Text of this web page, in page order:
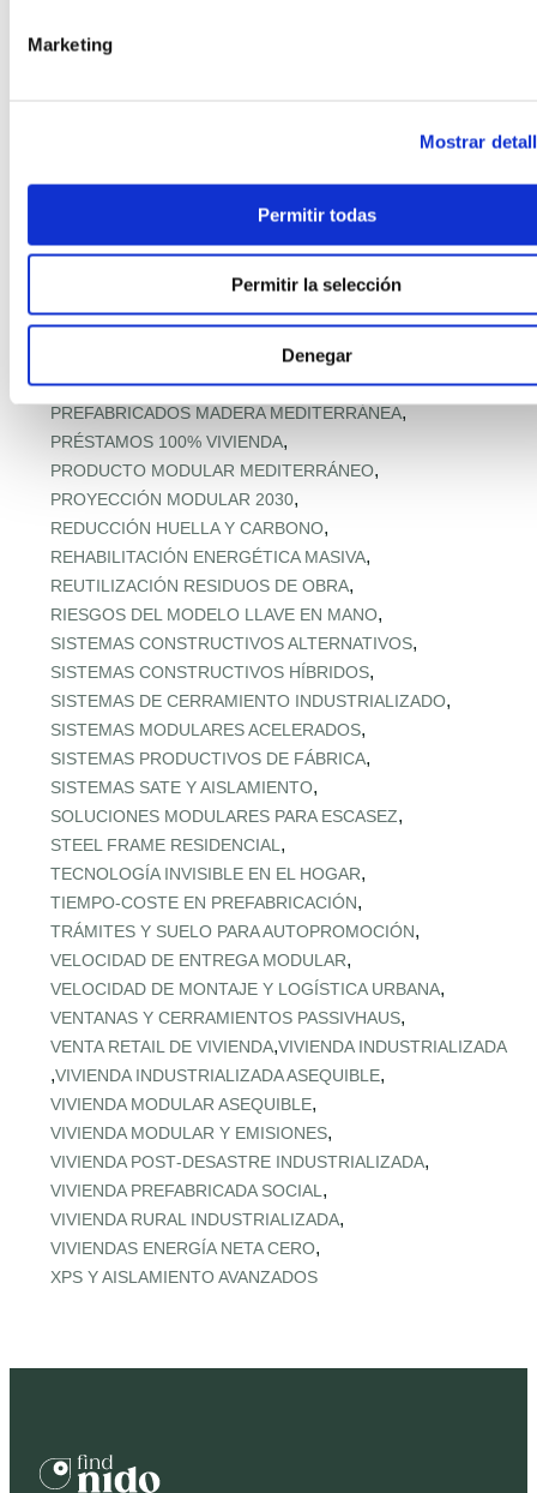
Marketing
Mostrar
Permitir todas
Permitir la selección
Denegar
POLÍTICA Y PROGRAMAS VIVIENDA
PREFABRICADAS COMPACTAS,
PREFABRICADAS CON FOTOVOLTAICA,
PREFABRICADAS LOW‑COST,
PREFABRICADAS PRECIO RÉCORD,
PREFABRICADAS PREMIUM MEDITERRÁNEAS
PREFABRICADO HORMIGÓN RESIDENCIAL,
PREFABRICADOS MADERA MEDITERRÁNEA,
PRÉSTAMOS 100% VIVIENDA,
PRODUCTO MODULAR MEDITERRÁNEO,
PROYECCIÓN MODULAR 2030,
REDUCCIÓN HUELLA Y CARBONO,
REHABILITACIÓN ENERGÉTICA MASIVA,
REUTILIZACIÓN RESIDUOS DE OBRA,
RIESGOS DEL MODELO LLAVE EN MANO,
SISTEMAS CONSTRUCTIVOS ALTERNATIVOS,
SISTEMAS CONSTRUCTIVOS HÍBRIDOS,
SISTEMAS DE CERRAMIENTO INDUSTRIALIZADO,
SISTEMAS MODULARES ACELERADOS,
SISTEMAS PRODUCTIVOS DE FÁBRICA,
SISTEMAS SATE Y AISLAMIENTO,
SOLUCIONES MODULARES PARA ESCASEZ,
STEEL FRAME RESIDENCIAL ,
TECNOLOGÍA INVISIBLE EN EL HOGAR,
TIEMPO‑COSTE EN PREFABRICACIÓN,
TRÁMITES Y SUELO PARA AUTOPROMOCIÓN,
VELOCIDAD DE ENTREGA MODULAR,
VELOCIDAD DE MONTAJE Y LOGÍSTICA URBANA,
VENTANAS Y CERRAMIENTOS PASSIVHAUS,
VENTA RETAIL DE VIVIENDA,VIVIENDA INDUSTRIALIZADA
,VIVIENDA INDUSTRIALIZADA ASEQUIBLE,
VIVIENDA MODULAR ASEQUIBLE,
VIVIENDA MODULAR Y EMISIONES,
VIVIENDA POST‑DESASTRE INDUSTRIALIZADA,
VIVIENDA PREFABRICADA SOCIAL ,
VIVIENDA RURAL INDUSTRIALIZADA,
VIVIENDAS ENERGÍA NETA CERO,
XPS Y AISLAMIENTO AVANZADOS